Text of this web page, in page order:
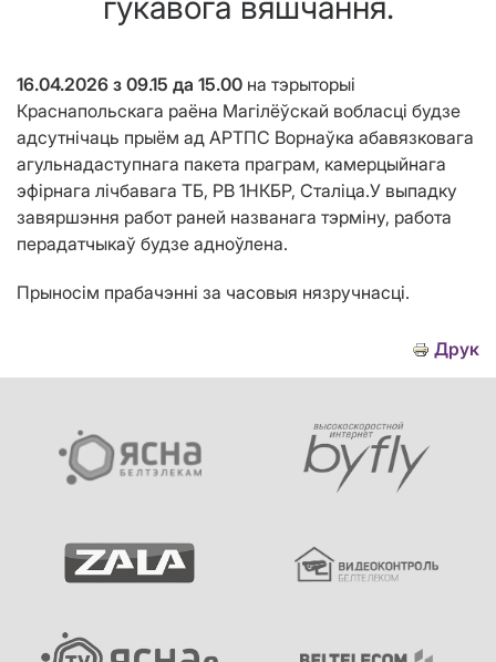
16.04.2026 з 09.15 да 15.00 на тэрыторыі
Краснапольскага раёна Магілёўскай вобласці будзе
адсутнічаць прыём ад АРТПС Ворнаўка абавязковага
агульнадаступнага пакета праграм, камерцыйнага
эфірнага лічбавага ТБ, РВ 1НКБР, Сталіца.У выпадку
завяршэння работ раней названага тэрміну, работа
перадатчыкаў будзе адноўлена.
Прыносім прабачэнні за часовыя нязручнасці.
Друк